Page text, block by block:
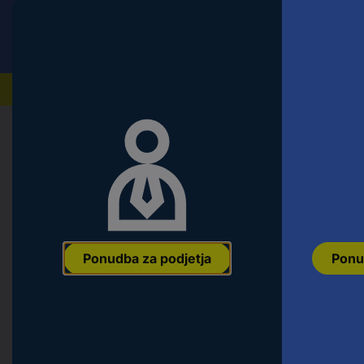
Ponudba za podjetja
Orodje & Delavnica
kwb HM Fliesenbohrer M14
Skupna dolžina 38 mm M14 1 kos
4009315002385 Koda proizvajalca: Št. izdelka: